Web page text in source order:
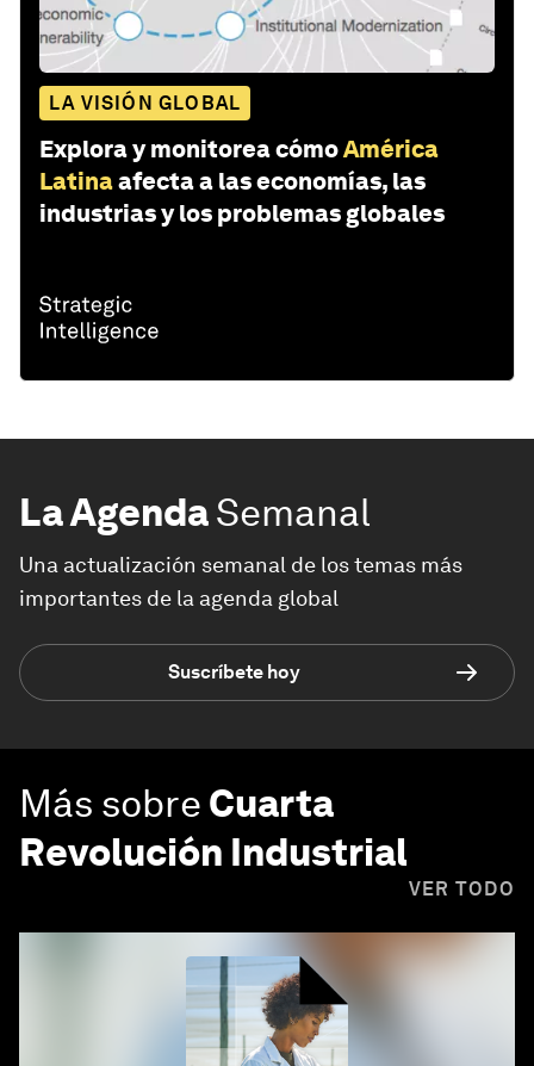
LA VISIÓN GLOBAL
Explora y monitorea cómoAmérica
Latinaafecta a las economías, las
industrias y los problemas globales
La AgendaSemanal
Una actualización semanal de los temas más
importantes de la agenda global
Suscríbete hoy
Más sobre Cuarta
Revolución Industrial
VER TODO